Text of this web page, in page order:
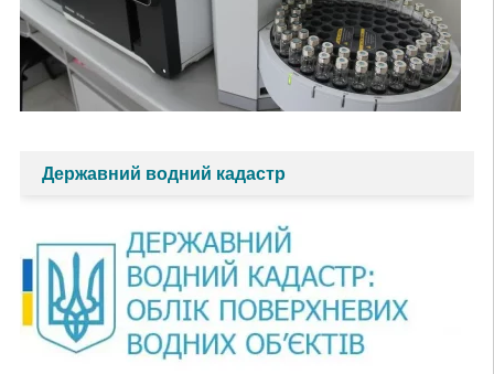
Державний водний кадастр